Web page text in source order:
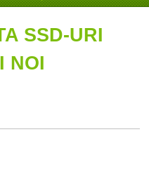
SSD-URI
NOI